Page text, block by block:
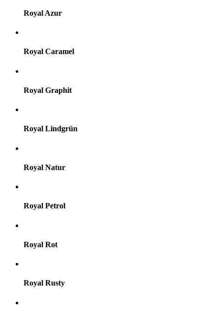
Royal Azur
Royal Caramel
Royal Graphit
Royal Lindgrün
Royal Natur
Royal Petrol
Royal Rot
Royal Rusty